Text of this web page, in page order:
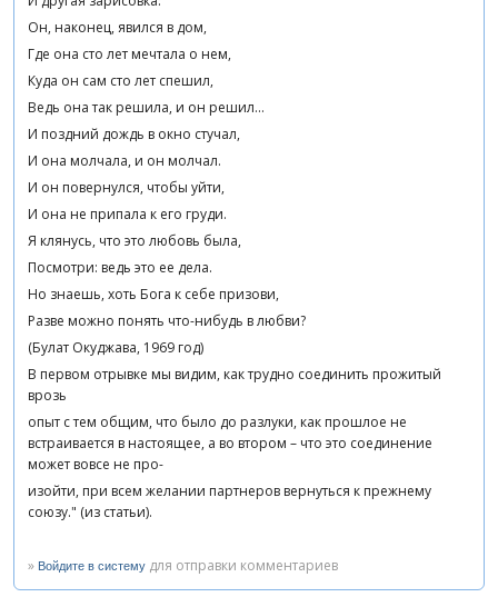
Он, наконец, явился в дом,
Где она сто лет мечтала о нем,
Куда он сам сто лет спешил,
Ведь она так решила, и он решил…
И поздний дождь в окно стучал,
И она молчала, и он молчал.
И он повернулся, чтобы уйти,
И она не припала к его груди.
Я клянусь, что это любовь была,
Посмотри: ведь это ее дела.
Но знаешь, хоть Бога к себе призови,
Разве можно понять что-нибудь в любви?
(Булат Окуджава, 1969 год)
В первом отрывке мы видим, как трудно соединить прожитый
врозь
опыт с тем общим, что было до разлуки, как прошлое не
встраивается в настоящее, а во втором – что это соединение
может вовсе не про-
изойти, при всем желании партнеров вернуться к прежнему
союзу." (из статьи).
» Войдите в систему для отправки комментариев